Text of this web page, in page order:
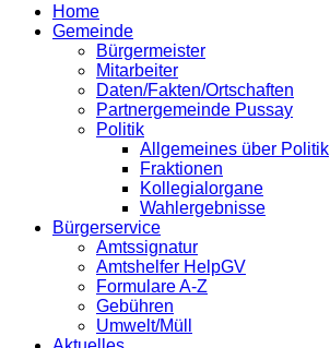
Home
Gemeinde
Bürgermeister
Mitarbeiter
Daten/Fakten/Ortschaften
Partnergemeinde Pussay
Politik
Allgemeines über Politik
Fraktionen
Kollegialorgane
Wahlergebnisse
Bürgerservice
Amtssignatur
Amtshelfer HelpGV
Formulare A-Z
Gebühren
Umwelt/Müll